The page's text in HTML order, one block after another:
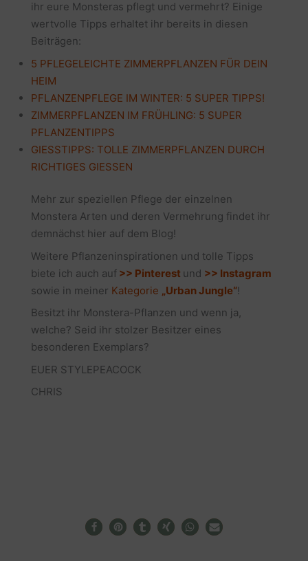
ihr eure Monsteras pflegt und vermehrt? Einige
wertvolle Tipps erhaltet ihr bereits in diesen
Beiträgen:
5 PFLEGELEICHTE ZIMMERPFLANZEN FÜR DEIN
HEIM
PFLANZENPFLEGE IM WINTER: 5 SUPER TIPPS!
ZIMMERPFLANZEN IM FRÜHLING: 5 SUPER
PFLANZENTIPPS
GIESSTIPPS: TOLLE ZIMMERPFLANZEN DURCH
RICHTIGES GIESSEN
Mehr zur speziellen Pflege der einzelnen
Monstera Arten und deren Vermehrung findet ihr
demnächst hier auf dem Blog!
Weitere Pflanzeninspirationen und tolle Tipps
biete ich auch auf >> Pinterest und >> Instagram
sowie in meiner Kategorie „Urban Jungle“!
Besitzt ihr Monstera-Pflanzen und wenn ja,
welche? Seid ihr stolzer Besitzer eines
besonderen Exemplars?
EUER STYLEPEACOCK
CHRIS